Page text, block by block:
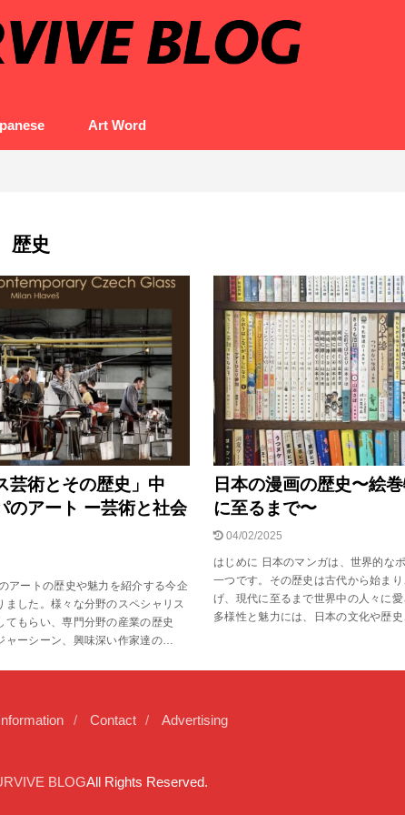
Art Word
歴史
芸術とその歴史」中
のアート ー芸術と社会
ートの歴史や魅力を紹介する今企
ました。様々な分野のスペシャリス
てもらい、専門分野の産業の歴史
ャーシーン、興味深い作家達の…
日本の漫画の歴史〜絵
に至るまで〜
04/02/2025
はじめに 日本のマンガは、世界的な
一つです。その歴史は古代から始ま
げ、現代に至るまで世界中の人々に
多様性と魅力には、日本の文化や歴
Information Contact Advertising
BLOGAll Rights Reserved.